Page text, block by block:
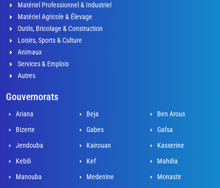
Matériel Professionnel & Industriel
Matériel Agricole & Élevage
Outils, Bricolage & Construction
Loisirs, Sports & Culture
Animaux
Services & Emplois
Autres
Gouvernorats
Ariana Beja
Ben Arous
Bizerte
Gabes
Gafsa
Jendouba
Kairouan
Kasserine
Kebili
Kef
Mahdia
Manouba
Medenine Monastir